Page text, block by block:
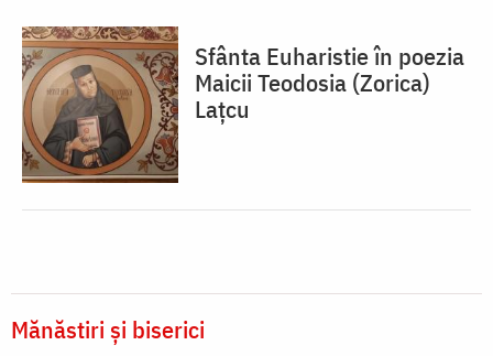
Sfânta Euharistie în poezia
Maicii Teodosia (Zorica)
Lațcu
Mănăstiri și biserici